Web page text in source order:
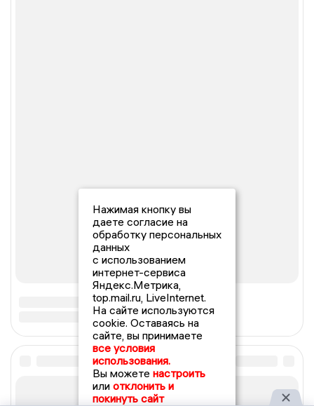
Нажимая кнопку вы
даете согласие на
обработку персональных
данных
с использованием
интернет-сервиса
Яндекс.Метрика,
top.mail.ru, LiveInternet.
На сайте используются
cookie. Оставаясь на
сайте, вы принимаете
все условия
использования.
Вы можете настроить
или отклонить и
покинуть сайт